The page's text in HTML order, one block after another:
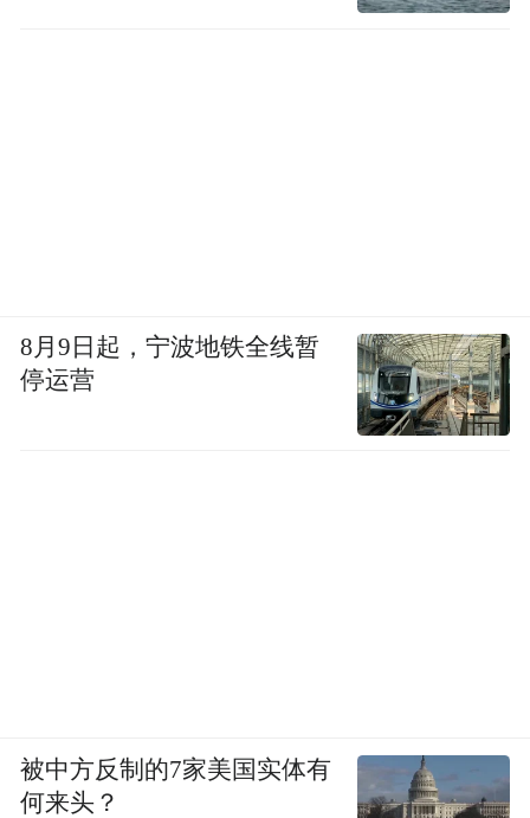
8月9日起，宁波地铁全线暂
停运营
被中方反制的7家美国实体有
何来头？